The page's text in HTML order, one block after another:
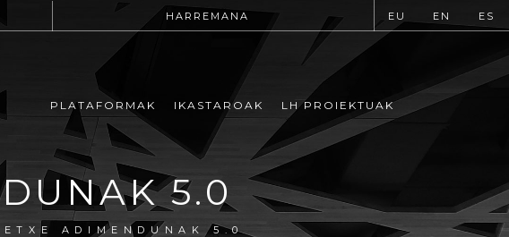
HARREMANA EU EN ES
PLATAFORMAK IKASTAROAK LH PROIEKTUAK
5.0
ADIMENDUNAK 5.0